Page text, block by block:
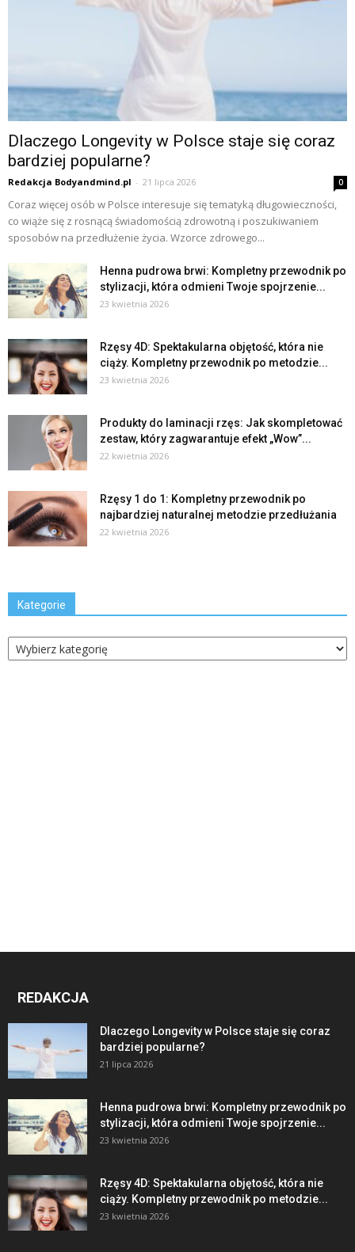
Dlaczego Longevity w Polsce staje się coraz
bardziej popularne?
Redakcja Bodyandmind.pl - 21 lipca 2026 0
Coraz więcej osób w Polsce interesuje się tematyką długowieczności,
co wiąże się z rosnącą świadomością zdrowotną i poszukiwaniem
sposobów na przedłużenie życia. Wzorce zdrowego...
Henna pudrowa brwi: Kompletny przewodnik po
stylizacji, która odmieni Twoje spojrzenie...
23 kwietnia 2026
Rzęsy 4D: Spektakularna objętość, która nie
ciąży. Kompletny przewodnik po metodzie...
23 kwietnia 2026
Produkty do laminacji rzęs: Jak skompletować
zestaw, który zagwarantuje efekt „Wow”...
22 kwietnia 2026
Rzęsy 1 do 1: Kompletny przewodnik po
najbardziej naturalnej metodzie przedłużania
22 kwietnia 2026
Kategorie
Kategorie
REDAKCJA
Dlaczego Longevity w Polsce staje się coraz
bardziej popularne?
21 lipca 2026
Henna pudrowa brwi: Kompletny przewodnik po
stylizacji, która odmieni Twoje spojrzenie...
23 kwietnia 2026
Rzęsy 4D: Spektakularna objętość, która nie
ciąży. Kompletny przewodnik po metodzie...
23 kwietnia 2026